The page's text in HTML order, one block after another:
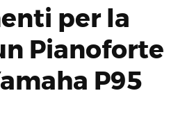
per la
Pianoforte
P95